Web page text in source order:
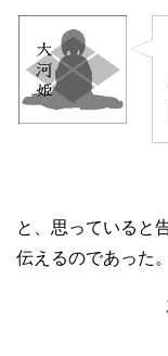
と、思っていると
伝えるのであった。